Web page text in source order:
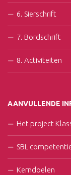
6. Sierschrift
7. Bordschrift
8. Activiteiten
AANVULLENDE
Het project
SBL
Kerndoelen